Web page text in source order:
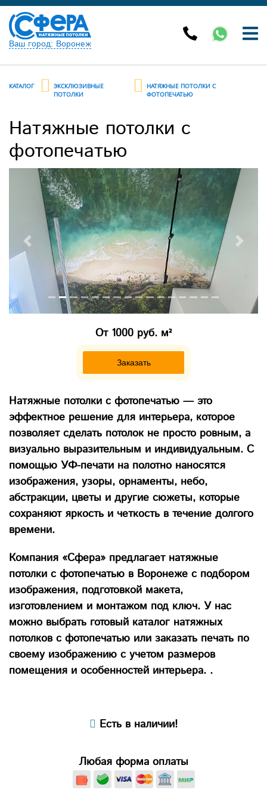
Ваш город: Воронеж
КАТАЛОГ
ЭКСКЛЮЗИВНЫЕ
ПОТОЛКИ
НАТЯЖНЫЕ ПОТОЛКИ С
ФОТОПЕЧАТЬЮ
Натяжные потолки с
фотопечатью
Previous Next
От 1000 руб. м²
Заказать
Натяжные потолки с фотопечатью — это
эффектное решение для интерьера, которое
позволяет сделать потолок не просто ровным, а
визуально выразительным и индивидуальным. С
помощью УФ-печати на полотно наносятся
изображения, узоры, орнаменты, небо,
абстракции, цветы и другие сюжеты, которые
сохраняют яркость и четкость в течение долгого
времени.
Компания «Сфера» предлагает натяжные
потолки с фотопечатью в Воронеже с подбором
изображения, подготовкой макета,
изготовлением и монтажом под ключ. У нас
можно выбрать готовый каталог натяжных
потолков с фотопечатью или заказать печать по
своему изображению с учетом размеров
помещения и особенностей интерьера. .
Есть в наличии!
Любая форма оплаты